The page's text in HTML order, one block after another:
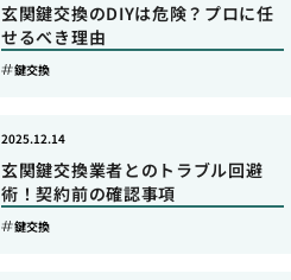
玄関鍵交換のDIYは危険？プロに任
せるべき理由
鍵交換
玄関鍵交換業者とのトラブル回避
術！契約前の確認事項
2025.12.14
鍵交換